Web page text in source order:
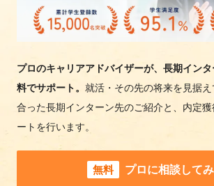
プロのキャリアアドバイザーが、長期イン
料でサポート。 就活・その先の将来を見据
合った長期インターン先のご紹介と、内定
ートを行います。
無料 プロに相談して